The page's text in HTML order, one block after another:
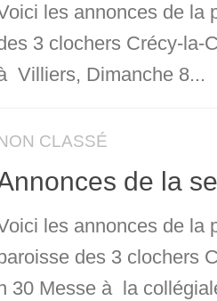
les annonces de la
3 clochers Crécy-la-
Villiers, Dimanche 8...
CLASSÉ
de la
les annonces de la
des 3 clochers
30 Messe à la